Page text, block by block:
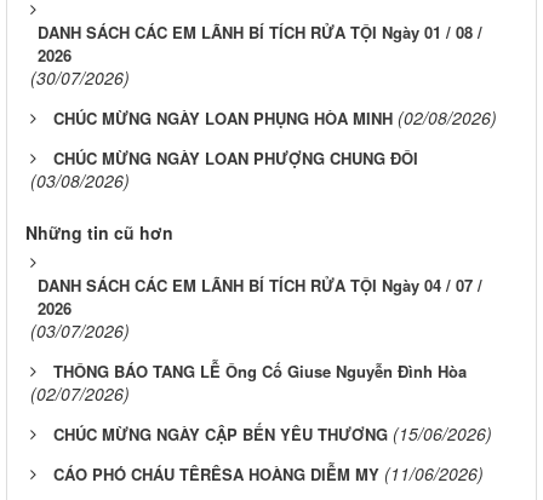
DANH SÁCH CÁC EM LÃNH BÍ TÍCH RỬA TỘI Ngày 01 / 08 /
2026
(30/07/2026)
CHÚC MỪNG NGÀY LOAN PHỤNG HÒA MINH (02/08/2026)
CHÚC MỪNG NGÀY LOAN PHƯỢNG CHUNG ĐÔI
(03/08/2026)
Những tin cũ hơn
DANH SÁCH CÁC EM LÃNH BÍ TÍCH RỬA TỘI Ngày 04 / 07 /
2026
(03/07/2026)
THÔNG BÁO TANG LỄ Ông Cố Giuse Nguyễn Đình Hòa
(02/07/2026)
CHÚC MỪNG NGÀY CẬP BẾN YÊU THƯƠNG (15/06/2026)
CÁO PHÓ CHÁU TÊRÊSA HOÀNG DIỄM MY (11/06/2026)